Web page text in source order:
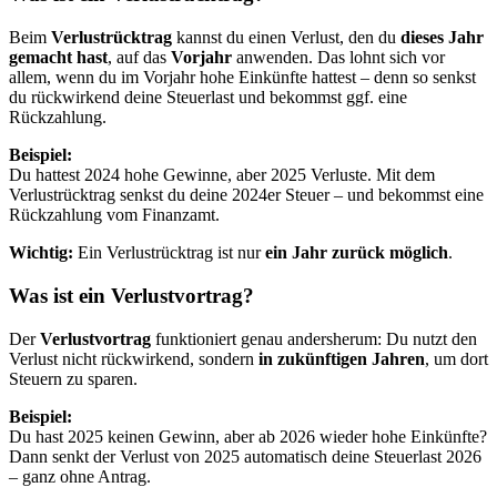
Beim Verlustrücktrag kannst du einen Verlust, den du dieses Jahr
gemacht hast, auf das Vorjahr anwenden. Das lohnt sich vor
allem, wenn du im Vorjahr hohe Einkünfte hattest – denn so senkst
du rückwirkend deine Steuerlast und bekommst ggf. eine
Rückzahlung.
Beispiel:
Du hattest 2024 hohe Gewinne, aber 2025 Verluste. Mit dem
Verlustrücktrag senkst du deine 2024er Steuer – und bekommst eine
Rückzahlung vom Finanzamt.
Wichtig: Ein Verlustrücktrag ist nurein Jahr zurück möglich.
Was ist ein Verlustvortrag?
DerVerlustvortrag funktioniert genau andersherum: Du nutzt den
Verlust nicht rückwirkend, sondern in zukünftigen Jahren, um dort
Steuern zu sparen.
Beispiel:
Du hast 2025 keinen Gewinn, aber ab 2026 wieder hohe Einkünfte?
Dann senkt der Verlust von 2025 automatisch deine Steuerlast 2026
– ganz ohne Antrag.